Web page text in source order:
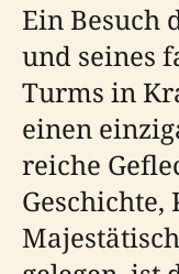
Ein Besuch
und seines
Turms in
einen
reiche